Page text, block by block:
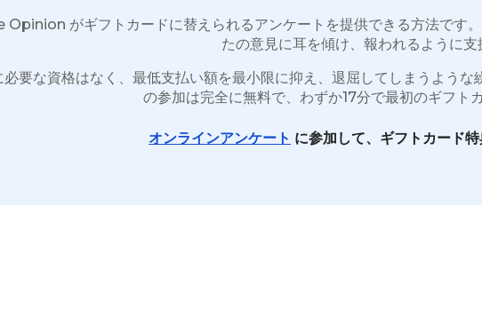
Opinion がギフトカードに替えられるアンケートを提供できる方法です
たの意見に耳を傾け、報われるように支
必要な資格はなく、最低支払い額を最小限に抑え、退屈してしまうよう
の参加は完全に無料で、わずか17分で最初のギフト
オンラインアンケート に参加して、ギフトカード